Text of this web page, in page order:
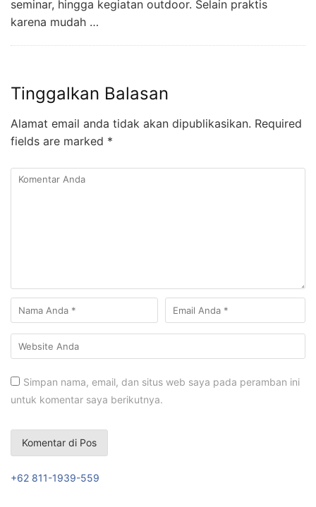
seminar, hingga kegiatan outdoor. Selain praktis
karena mudah …
Tinggalkan Balasan
Alamat email anda tidak akan dipublikasikan. Required
fields are marked *
Simpan nama, email, dan situs web saya pada peramban ini
untuk komentar saya berikutnya.
+62 811-1939-559